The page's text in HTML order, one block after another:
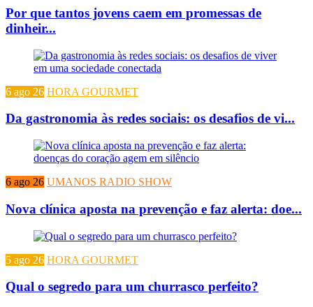
Por que tantos jovens caem em promessas de
dinheir...
6 ago 26 HORA GOURMET
Da gastronomia às redes sociais: os desafios de vi...
6 ago 26 UMANOS RADIO SHOW
Nova clínica aposta na prevenção e faz alerta: doe...
5 ago 26 HORA GOURMET
Qual o segredo para um churrasco perfeito?